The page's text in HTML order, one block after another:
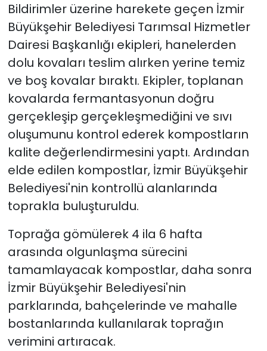
Bildirimler üzerine harekete geçen İzmir
Büyükşehir Belediyesi Tarımsal Hizmetler
Dairesi Başkanlığı ekipleri, hanelerden
dolu kovaları teslim alırken yerine temiz
ve boş kovalar bıraktı. Ekipler, toplanan
kovalarda fermantasyonun doğru
gerçekleşip gerçekleşmediğini ve sıvı
oluşumunu kontrol ederek kompostların
kalite değerlendirmesini yaptı. Ardından
elde edilen kompostlar, İzmir Büyükşehir
Belediyesi'nin kontrollü alanlarında
toprakla buluşturuldu.
Toprağa gömülerek 4 ila 6 hafta
arasında olgunlaşma sürecini
tamamlayacak kompostlar, daha sonra
İzmir Büyükşehir Belediyesi'nin
parklarında, bahçelerinde ve mahalle
bostanlarında kullanılarak toprağın
verimini artıracak.